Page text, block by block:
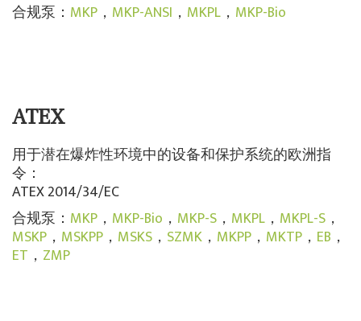
合规泵： MKP ， MKP-ANSI ， MKPL ， MKP-Bio
ATEX
用于潜在爆炸性环境中的设备和保护系统的欧洲指
令：
ATEX 2014/34/EC
合规泵： MKP ， MKP-Bio ， MKP-S ， MKPL ， MKPL-S ，
MSKP ， MSKPP ， MSKS ， SZMK ， MKPP ， MKTP ， EB ，
ET ， ZMP